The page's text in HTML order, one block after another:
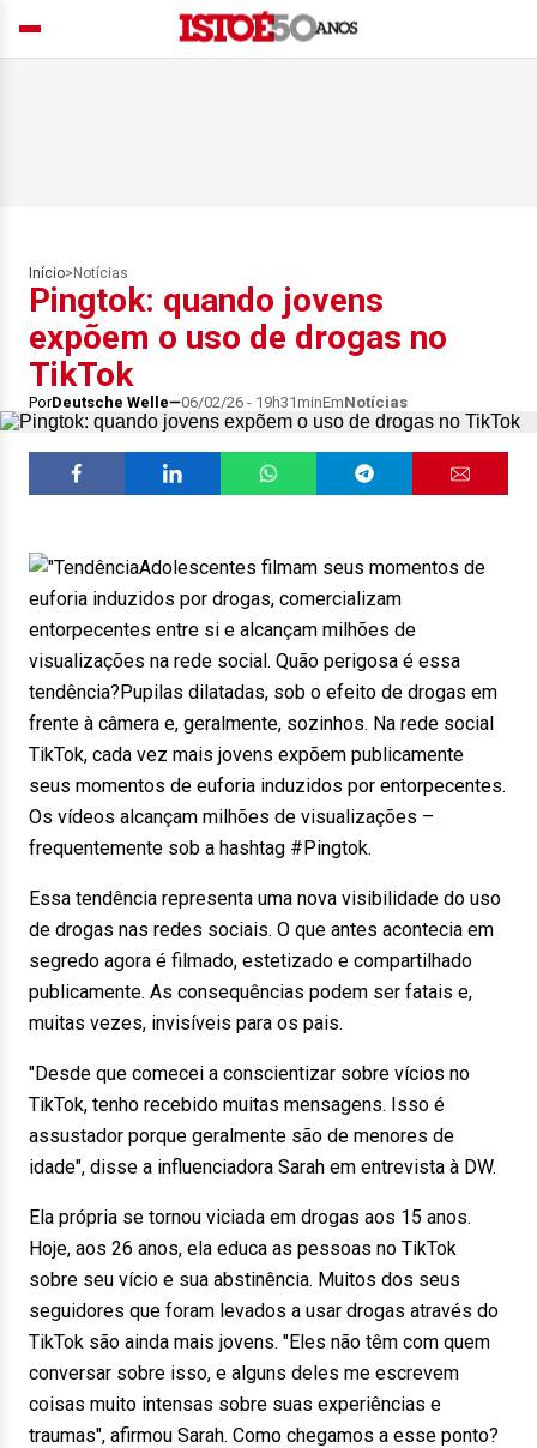
Início> Notícias
Pingtok: quando jovens
expõem o uso de drogas no
TikTok
PorDeutsche Welle 06/02/26 - 19h31minEmNotícias
Adolescentes filmam seus momentos de
euforia induzidos por drogas, comercializam
entorpecentes entre si e alcançam milhões de
visualizações na rede social. Quão perigosa é essa
tendência?Pupilas dilatadas, sob o efeito de drogas em
frente à câmera e, geralmente, sozinhos. Na rede social
TikTok, cada vez mais jovens expõem publicamente
seus momentos de euforia induzidos por entorpecentes.
Os vídeos alcançam milhões de visualizações –
frequentemente sob a hashtag #Pingtok.
Essa tendência representa uma nova visibilidade do uso
de drogas nas redes sociais. O que antes acontecia em
segredo agora é filmado, estetizado e compartilhado
publicamente. As consequências podem ser fatais e,
muitas vezes, invisíveis para os pais.
"Desde que comecei a conscientizar sobre vícios no
TikTok, tenho recebido muitas mensagens. Isso é
assustador porque geralmente são de menores de
idade", disse a influenciadora Sarah em entrevista à DW.
Ela própria se tornou viciada em drogas aos 15 anos.
Hoje, aos 26 anos, ela educa as pessoas no TikTok
sobre seu vício e sua abstinência. Muitos dos seus
seguidores que foram levados a usar drogas através do
TikTok são ainda mais jovens. "Eles não têm com quem
conversar sobre isso, e alguns deles me escrevem
coisas muito intensas sobre suas experiências e
traumas", afirmou Sarah. Como chegamos a esse ponto?